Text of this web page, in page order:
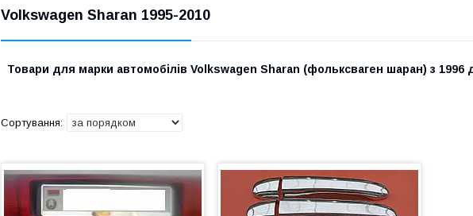
Volkswagen Sharan 1995-2010
Товари для марки автомобілів Volkswagen Sharan (фольксваген шаран) з 1996